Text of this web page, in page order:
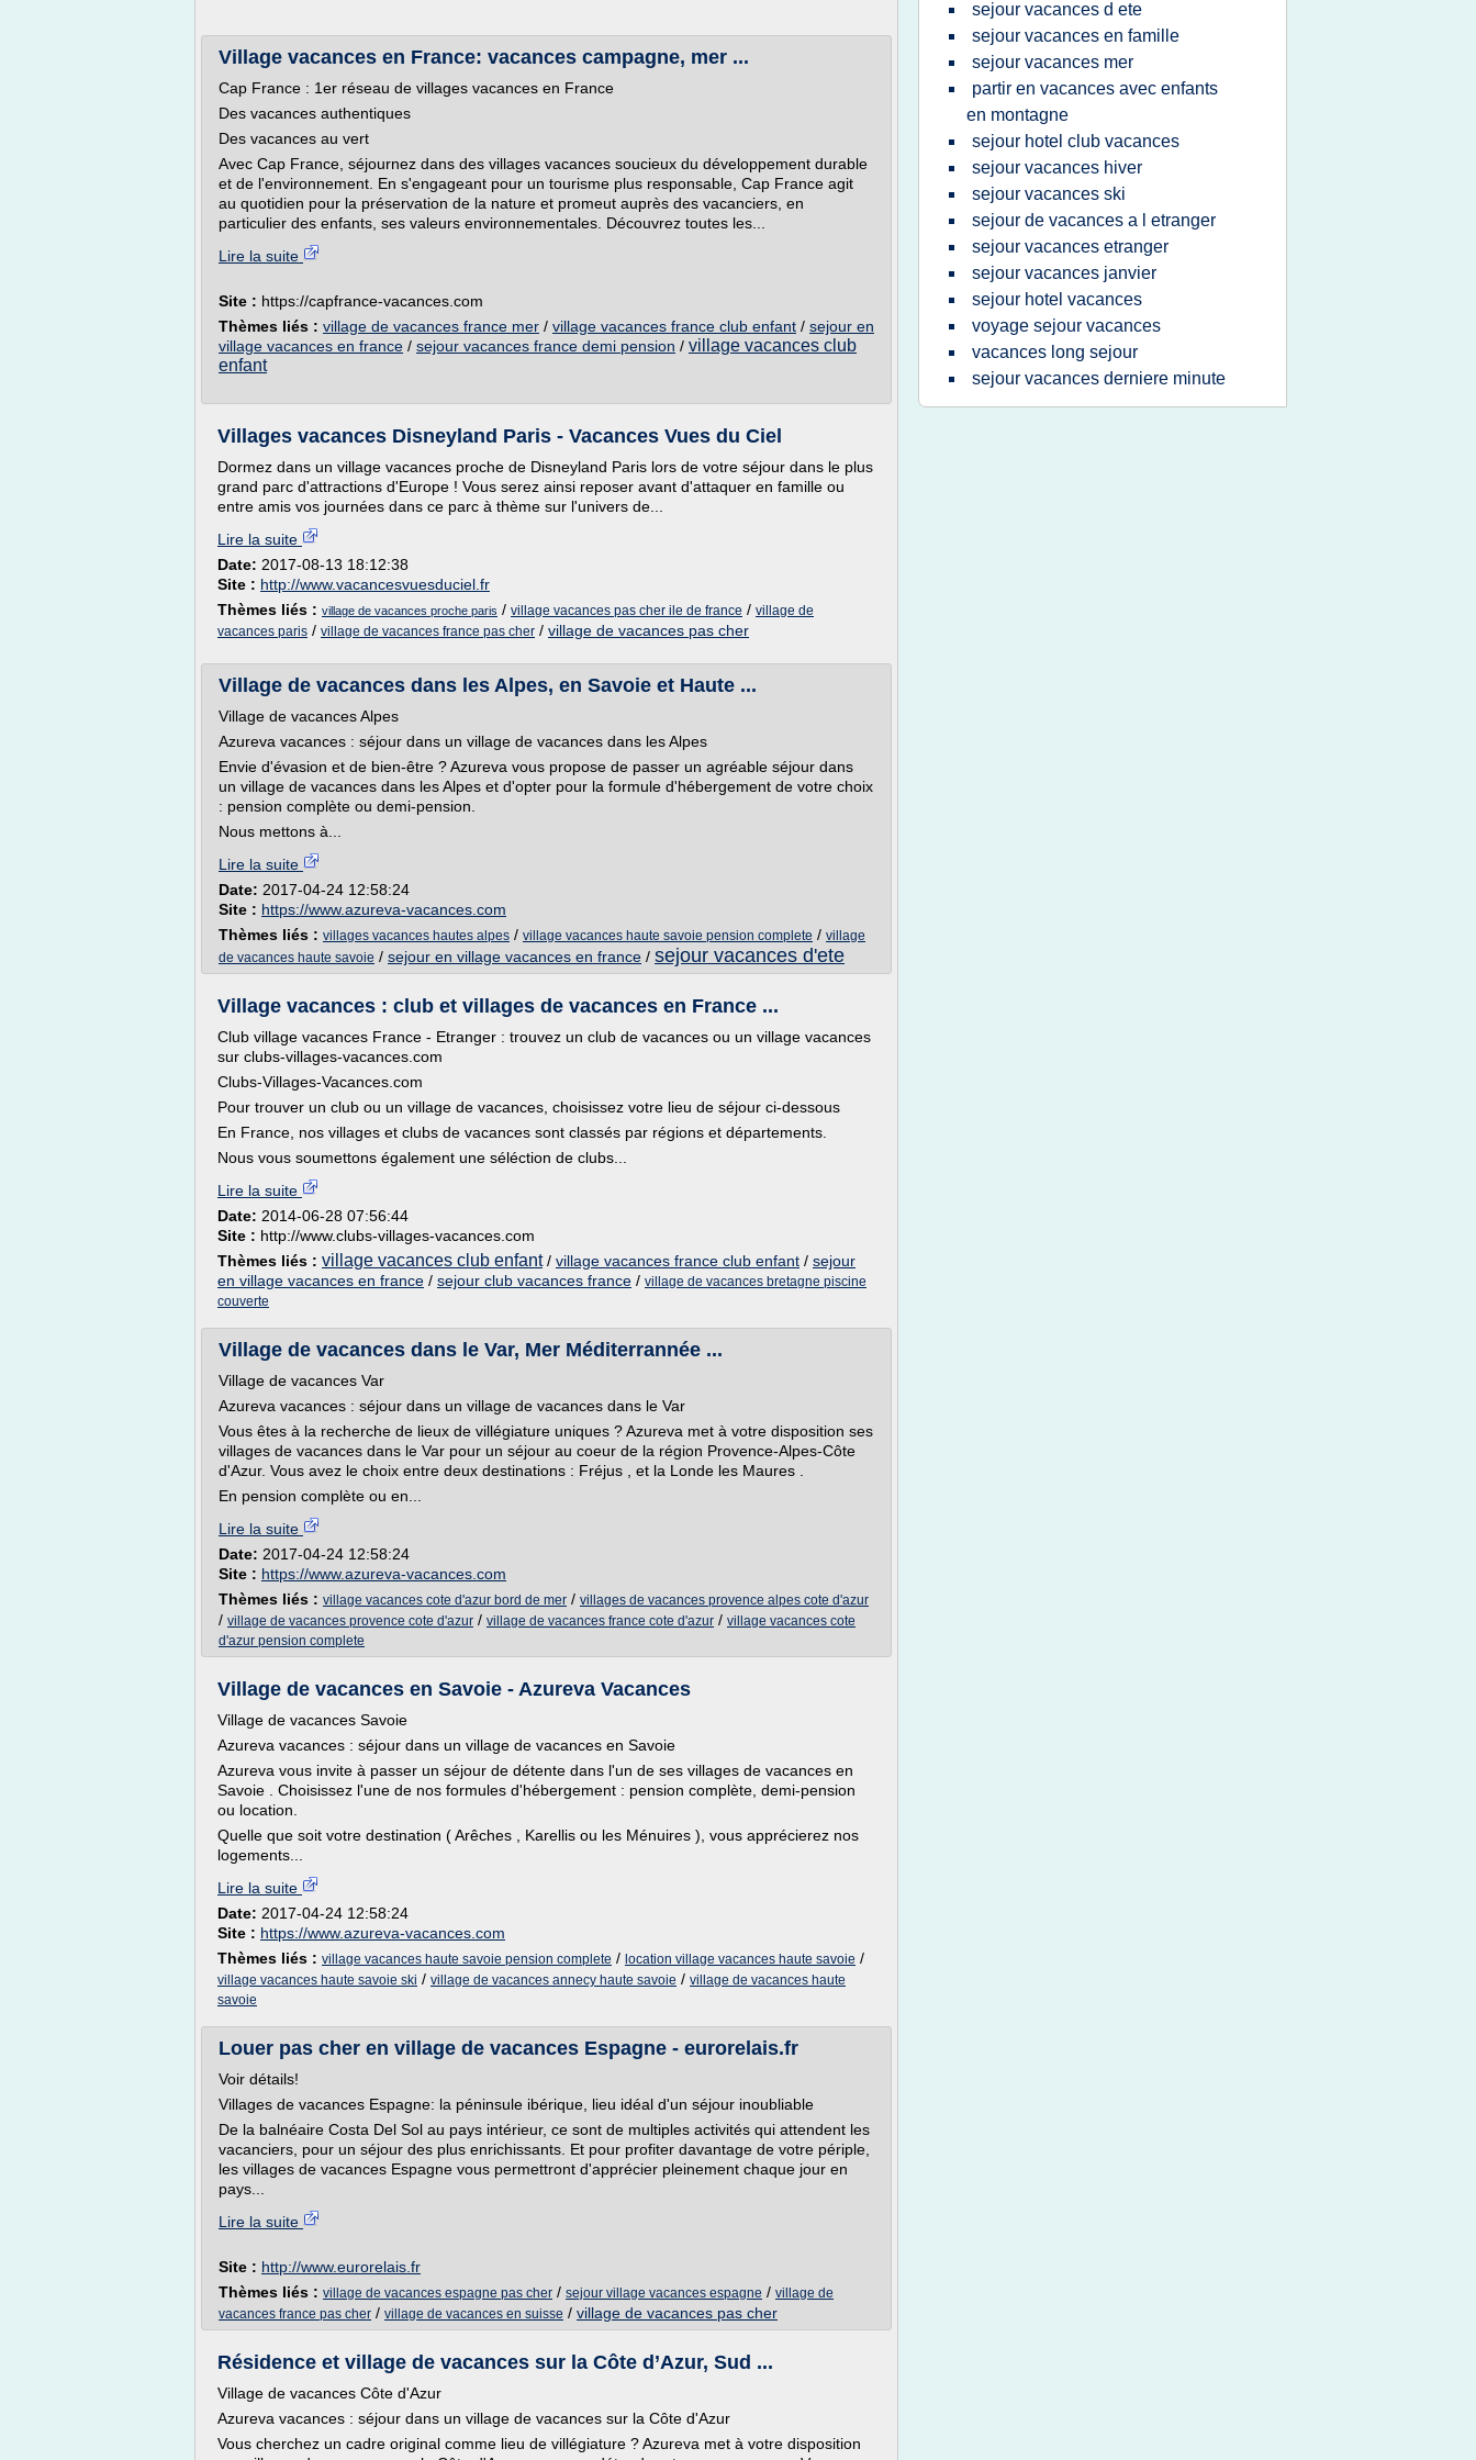
Village vacances en France: vacances campagne, mer ...
Cap France : 1er réseau de villages vacances en France
Des vacances authentiques
Des vacances au vert
Avec Cap France, séjournez dans des villages vacances soucieux du développement durable
et de l'environnement. En s'engageant pour un tourisme plus responsable, Cap France agit
au quotidien pour la préservation de la nature et promeut auprès des vacanciers, en
particulier des enfants, ses valeurs environnementales. Découvrez toutes les...
Lire la suite
Site : https://capfrance-vacances.com
Thèmes liés : village de vacances france mer / village vacances france club enfant / sejour en
village vacances en france / sejour vacances france demi pension / village vacances club
enfant
Villages vacances Disneyland Paris - Vacances Vues du Ciel
Dormez dans un village vacances proche de Disneyland Paris lors de votre séjour dans le plus
grand parc d'attractions d'Europe ! Vous serez ainsi reposer avant d'attaquer en famille ou
entre amis vos journées dans ce parc à thème sur l'univers de...
Lire la suite
Date: 2017-08-13 18:12:38
Site : http://www.vacancesvuesduciel.fr
Thèmes liés : village de vacances proche paris / village vacances pas cher ile de france / village de
vacances paris / village de vacances france pas cher / village de vacances pas cher
Village de vacances dans les Alpes, en Savoie et Haute ...
Village de vacances Alpes
Azureva vacances : séjour dans un village de vacances dans les Alpes
Envie d'évasion et de bien-être ? Azureva vous propose de passer un agréable séjour dans
un village de vacances dans les Alpes et d'opter pour la formule d'hébergement de votre choix
: pension complète ou demi-pension.
Nous mettons à...
Lire la suite
Date: 2017-04-24 12:58:24
Site : https://www.azureva-vacances.com
Thèmes liés : villages vacances hautes alpes / village vacances haute savoie pension complete / village
de vacances haute savoie / sejour en village vacances en france / sejour vacances d'ete
Village vacances : club et villages de vacances en France ...
Club village vacances France - Etranger : trouvez un club de vacances ou un village vacances
sur clubs-villages-vacances.com
Clubs-Villages-Vacances.com
Pour trouver un club ou un village de vacances, choisissez votre lieu de séjour ci-dessous
En France, nos villages et clubs de vacances sont classés par régions et départements.
Nous vous soumettons également une séléction de clubs...
Lire la suite
Date: 2014-06-28 07:56:44
Site : http://www.clubs-villages-vacances.com
Thèmes liés : village vacances club enfant/ village vacances france club enfant / sejour
en village vacances en france / sejour club vacances france / village de vacances bretagne piscine
couverte
Village de vacances dans le Var, Mer Méditerrannée ...
Village de vacances Var
Azureva vacances : séjour dans un village de vacances dans le Var
Vous êtes à la recherche de lieux de villégiature uniques ? Azureva met à votre disposition ses
villages de vacances dans le Var pour un séjour au coeur de la région Provence-Alpes-Côte
d'Azur. Vous avez le choix entre deux destinations : Fréjus , et la Londe les Maures .
En pension complète ou en...
Lire la suite
Date: 2017-04-24 12:58:24
Site : https://www.azureva-vacances.com
Thèmes liés : village vacances cote d'azur bord de mer / villages de vacances provence alpes cote d'azur
/ village de vacances provence cote d'azur / village de vacances france cote d'azur / village vacances cote
d'azur pension complete
Village de vacances en Savoie - Azureva Vacances
Village de vacances Savoie
Azureva vacances : séjour dans un village de vacances en Savoie
Azureva vous invite à passer un séjour de détente dans l'un de ses villages de vacances en
Savoie . Choisissez l'une de nos formules d'hébergement : pension complète, demi-pension
ou location.
Quelle que soit votre destination ( Arêches , Karellis ou les Ménuires ), vous apprécierez nos
logements...
Lire la suite
Date: 2017-04-24 12:58:24
Site : https://www.azureva-vacances.com
Thèmes liés : village vacances haute savoie pension complete / location village vacances haute savoie /
village vacances haute savoie ski / village de vacances annecy haute savoie / village de vacances haute
savoie
Louer pas cher en village de vacances Espagne - eurorelais.fr
Voir détails!
Villages de vacances Espagne: la péninsule ibérique, lieu idéal d'un séjour inoubliable
De la balnéaire Costa Del Sol au pays intérieur, ce sont de multiples activités qui attendent les
vacanciers, pour un séjour des plus enrichissants. Et pour profiter davantage de votre périple,
les villages de vacances Espagne vous permettront d'apprécier pleinement chaque jour en
pays...
Lire la suite
Site : http://www.eurorelais.fr
Thèmes liés : village de vacances espagne pas cher / sejour village vacances espagne / village de
vacances france pas cher / village de vacances en suisse / village de vacances pas cher
Résidence et village de vacances sur la Côte d’Azur, Sud ...
Village de vacances Côte d'Azur
Azureva vacances : séjour dans un village de vacances sur la Côte d'Azur
Vous cherchez un cadre original comme lieu de villégiature ? Azureva met à votre disposition
sejour vacances d ete
sejour vacances en famille
sejour vacances mer
partir en vacances avec enfants
en montagne
sejour hotel club vacances
sejour vacances hiver
sejour vacances ski
sejour de vacances a l etranger
sejour vacances etranger
sejour vacances janvier
sejour hotel vacances
voyage sejour vacances
vacances long sejour
sejour vacances derniere minute